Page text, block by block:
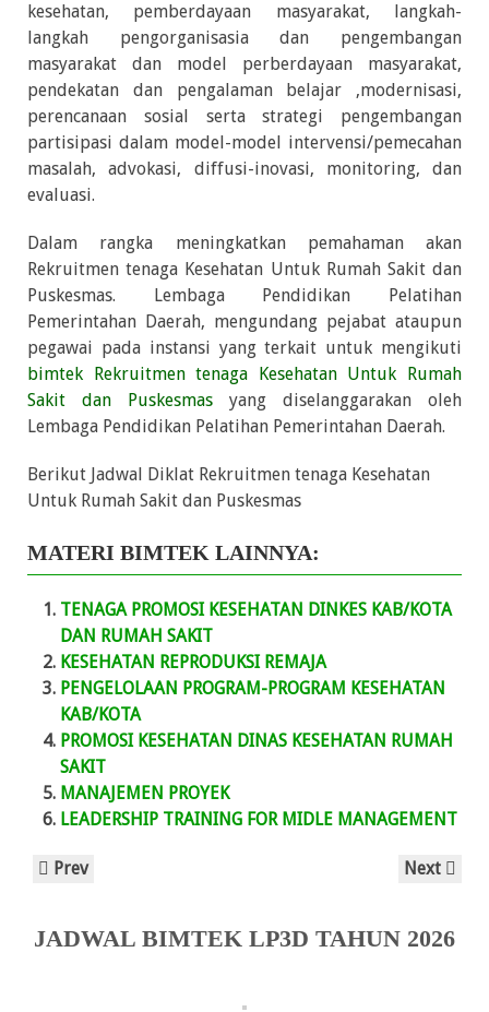
kesehatan, pemberdayaan masyarakat, langkah-
langkah pengorganisasia dan pengembangan
masyarakat dan model perberdayaan masyarakat,
pendekatan dan pengalaman belajar ,modernisasi,
perencanaan sosial serta strategi pengembangan
partisipasi dalam model-model intervensi/pemecahan
masalah, advokasi, diffusi-inovasi, monitoring, dan
evaluasi.
Dalam rangka meningkatkan pemahaman akan
Rekruitmen tenaga Kesehatan Untuk Rumah Sakit dan
Puskesmas. Lembaga Pendidikan Pelatihan
Pemerintahan Daerah, mengundang pejabat ataupun
pegawai pada instansi yang terkait untuk mengikuti
bimtek Rekruitmen tenaga Kesehatan Untuk Rumah
Sakit dan Puskesmas yang diselanggarakan oleh
Lembaga Pendidikan Pelatihan Pemerintahan Daerah.
Berikut Jadwal Diklat Rekruitmen tenaga Kesehatan
Untuk Rumah Sakit dan Puskesmas
MATERI BIMTEK LAINNYA:
TENAGA PROMOSI KESEHATAN DINKES KAB/KOTA
DAN RUMAH SAKIT
KESEHATAN REPRODUKSI REMAJA
PENGELOLAAN PROGRAM-PROGRAM KESEHATAN
KAB/KOTA
PROMOSI KESEHATAN DINAS KESEHATAN RUMAH
SAKIT
MANAJEMEN PROYEK
LEADERSHIP TRAINING FOR MIDLE MANAGEMENT
Next
Prev
JADWAL BIMTEK LP3D TAHUN 2026